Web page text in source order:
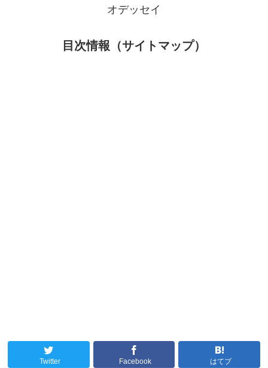
オデッセイ
目次情報（サイトマップ）
Twitter Facebook はてブ